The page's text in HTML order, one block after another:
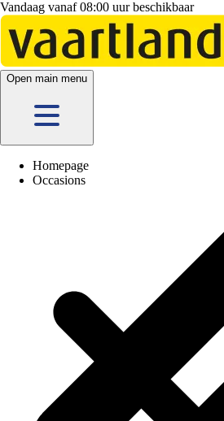
5 vestigingenen hier
Vandaag vanaf 08:00 uur beschikbaar
Open main menu
Homepage
Occasions